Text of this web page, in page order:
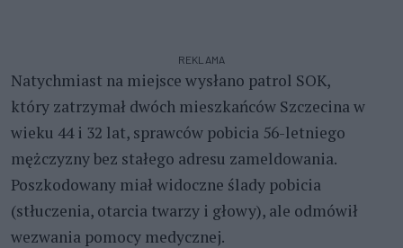
REKLAMA
Natychmiast na miejsce wysłano patrol SOK,
który zatrzymał dwóch mieszkańców Szczecina w
wieku 44 i 32 lat, sprawców pobicia 56-letniego
mężczyzny bez stałego adresu zameldowania.
Poszkodowany miał widoczne ślady pobicia
(stłuczenia, otarcia twarzy i głowy), ale odmówił
wezwania pomocy medycznej.